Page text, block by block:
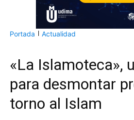
Portada Actualidad
«La Islamoteca»,
para desmontar
torno al Islam